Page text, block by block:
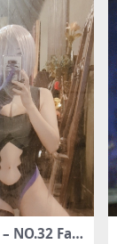
NO.32 Fat